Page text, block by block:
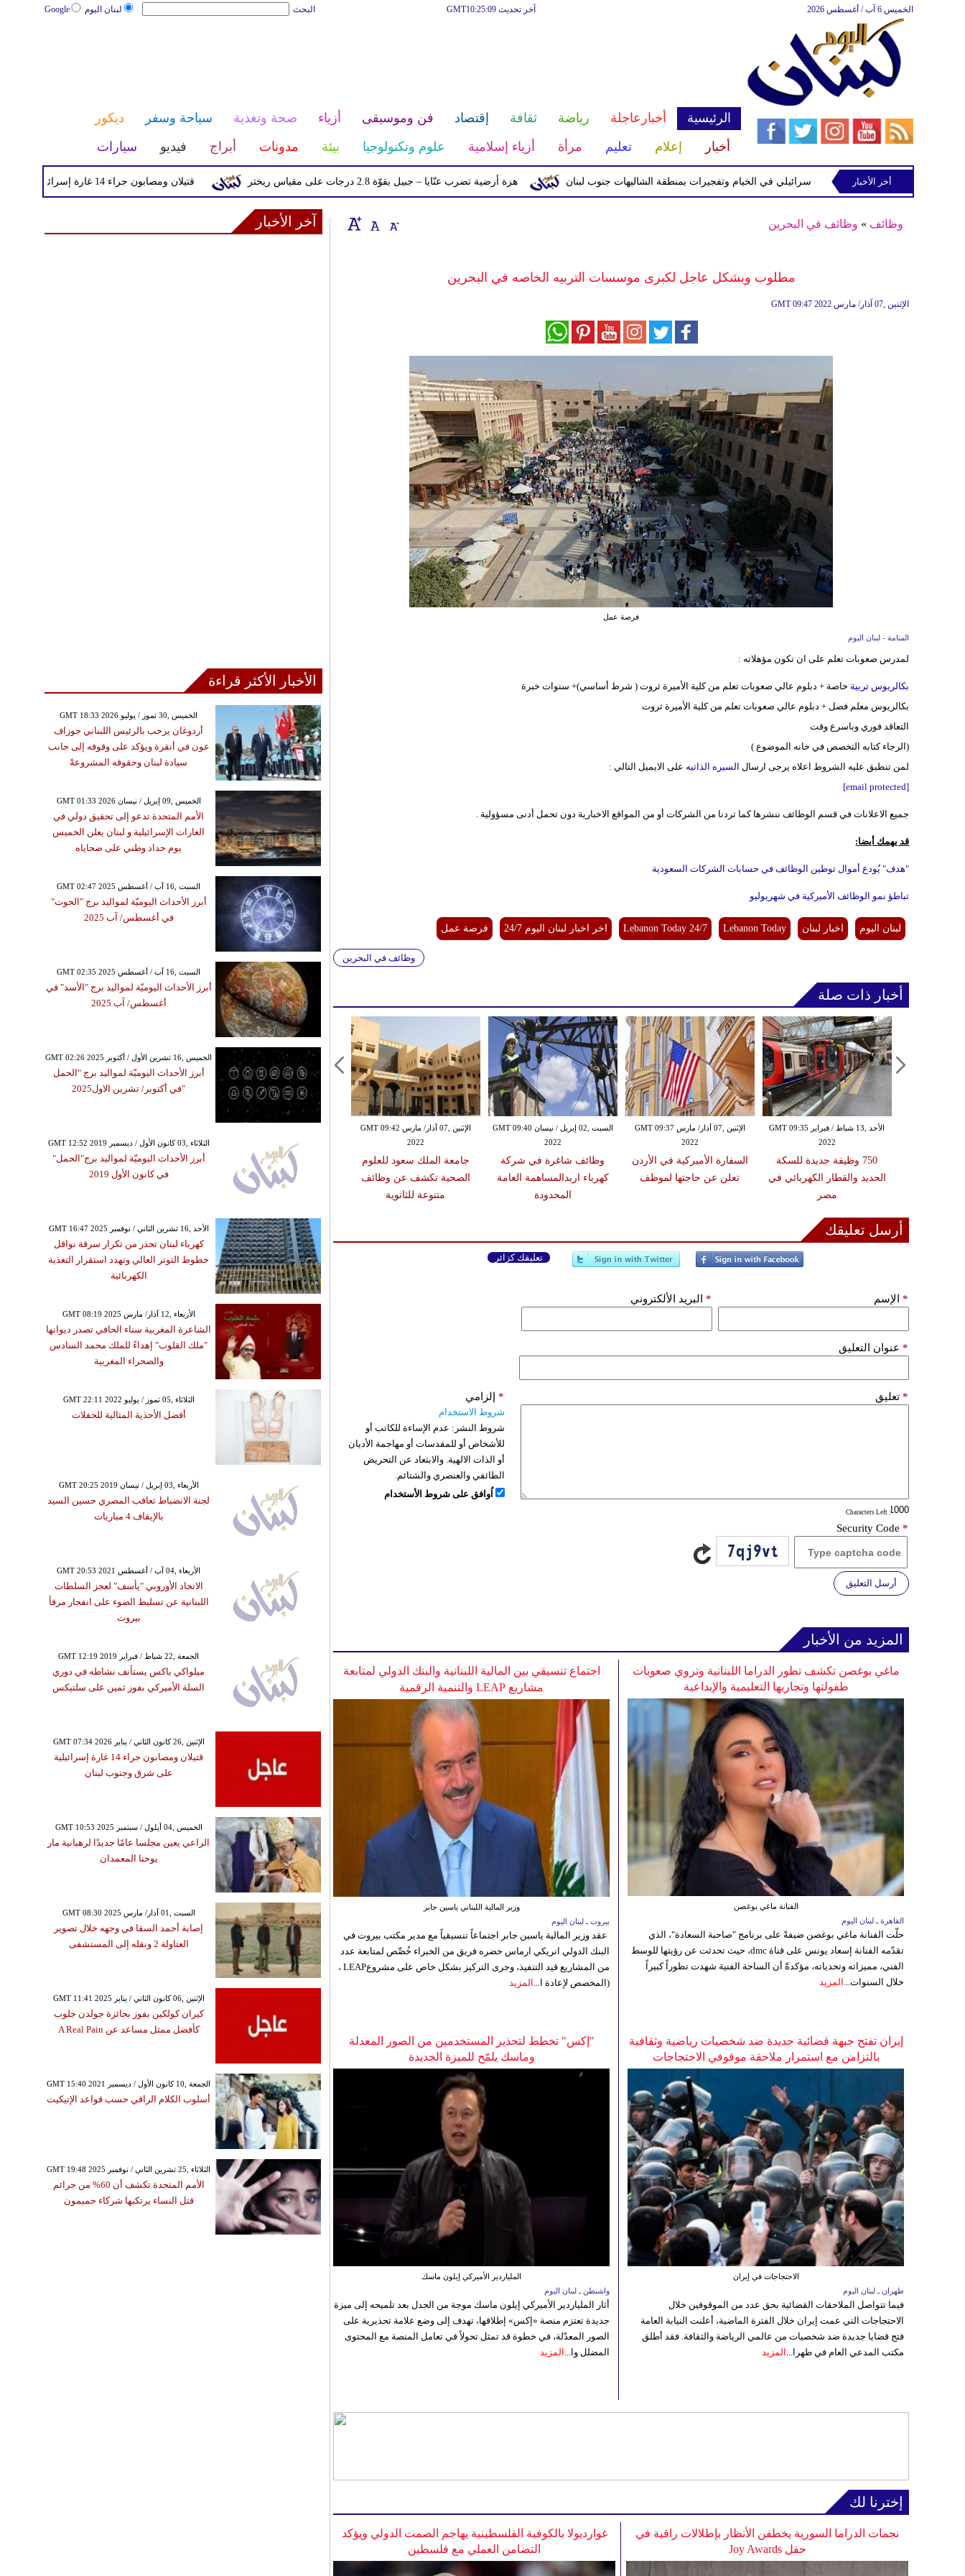
لبنان اليوم Google البحث آخر تحديث GMT10:25:09 الخميس 6 آب / أغسطس 2026
الرئيسية أخبارعاجلة رياضة ثقافة إقتصاد فن وموسيقى أزياء صحة وتغذية سياحة وسفر
ديكور
أخبار
إعلام تعليم مرأة أزياء إسلامية علوم وتكنولوجيا بيئة مدونات أبراج فيديو سيارات
قتيلان ومصابون جراء 14 غارة إسرائيلية على شرق وجنوب لبنان هزة أرضية تضرب عنّايا – جبيل بقوّة 2.8 درجات على مقياس ريختر توغل إسرائيلي في الخيام وتفجيرات بمنطقة الشاليهات جنوب لبنانأخر الأخبار
وظائف » وظائف في البحرين
مطلوب وبشكل عاجل لكبرى موسسات التربيه الخاصه في البحرين
GMT 09:47 2022 الإثنين ,07 آذار/ مارس
فرصة عمل
المنامة - لبنان اليوم
لمدرس صعوبات تعلم على ان تكون مؤهلاته :
بكالريوس تربية خاصة + دبلوم عالي صعوبات تعلم من كلية الأميرة ثروت ( شرط أساسي)+ سنوات خبرة
بكالريوس معلم فصل + دبلوم عالي صعوبات تعلم من كلية الأميرة ثروت
التعاقد فوري وباسرع وقت
(الرجاء كتابه التخصص في خانه الموضوع )
لمن تنطبق عليه الشروط اعلاه يرجى ارسال السيره الذاتيه على الايميل التالي :
[email protected]
جميع الاعلانات في قسم الوظائف ننشرها كما تردنا من الشركات أو من المواقع الاخبارية دون تحمل أدنى مسؤولية .
قد يهمك أيضا:
"هدف" يُودع أموال توطين الوظائف في حسابات الشركات السعودية
تباطؤ نمو الوظائف الأميركية في شهريوليو
لبنان اليوم اخبار لبنان Lebanon Today
Lebanon Today 24/7 اخر اخبار لبنان اليوم 24/7 فرصة عمل
وظائف في البحرين
أخبار ذات صلة
الامارات تطلب معلمين
ومعلمات في مختلف
التخصصات
الإثنين ,07 آذار/ مارس GMT 09:42
2022
جامعة الملك سعود للعلوم
الصحية تكشف عن وظائف
متنوعة للثانوية
السبت ,02 إبريل / نيسان GMT 09:40
2022
وظائف شاغرة في شركة
كهرباء اربدالمساهمة العامة
المحدودة
الإثنين ,07 آذار/ مارس GMT 09:37
2022
السفارة الأميركية في الأردن
تعلن عن حاجتها لموظف
الأحد ,13 شباط / فبراير GMT 09:35
2022
750 وظيفة جديدة للسكة
الحديد والقطار الكهربائي في
مصر
أرسل تعليقك
تعليقك كزائر
الإسم * البريد الألكتروني *
عنوان التعليق *
تعليق *
: Characters Left
إلزامي *
شروط الاستخدام
شروط النشر: عدم الإساءة للكاتب أو
للأشخاص أو للمقدسات أو مهاجمة الأديان
أو الذات الالهية. والابتعاد عن التحريض
الطائفي والعنصري والشتائم.
اُوافق على شروط الأستخدام
Security Code *
أرسل التعليق
المزيد من الأخبار
اجتماع تنسيقي بين المالية اللبنانية والبنك الدولي لمتابعة
مشاريع LEAP والتنمية الرقمية
وزير المالية اللبناني ياسين جابر
بيروت ـ لبنان اليوم
عقد وزير المالية ياسين جابر اجتماعاً تنسيقياً مع مدير مكتب بيروت في
البنك الدولي انريكي ارماس حضره فريق من الخبراء خُصِّص لمتابعة عدد
من المشاريع قيد التنفيذ، وجرى التركيز بشكل خاص على مشروعLEAP ،
(المخصص لإعادة ا... المزيد
ماغي بوغصن تكشف تطور الدراما اللبنانية وتروي صعوبات
طفولتها وتجاربها التعليمية والإبداعية
الفنانة ماغي بوغصن
القاهرة ـ لبنان اليوم
حلّت الفنانة ماغي بوغصن ضيفةً على برنامج "صاحبة السعادة"، الذي
تقدّمه الفنانة إسعاد يونس على قناة dmc، حيث تحدثت عن رؤيتها للوسط
الفني، مميزاته وتحدياته، مؤكدةً أن الساحة الفنية شهدت تطوراً كبيراً
خلال السنوات... المزيد
"إكس" تخطط لتحذير المستخدمين من الصور المعدلة
وماسك يلمّح للميزة الجديدة
الملياردير الأميركي إيلون ماسك
واشنطن ـ لبنان اليوم
أثار الملياردير الأميركي إيلون ماسك موجة من الجدل بعد تلميحه إلى ميزة
جديدة تعتزم منصة «إكس» إطلاقها، تهدف إلى وضع علامة تحذيرية على
الصور المعدّلة، في خطوة قد تمثل تحولاً في تعامل المنصة مع المحتوى
المضلل وا... المزيد
إيران تفتح جبهة قضائية جديدة ضد شخصيات رياضية وثقافية
بالتزامن مع استمرار ملاحقة موقوفي الاحتجاجات
الاحتجاجات في إيران
طهران ـ لبنان اليوم
فيما تتواصل الملاحقات القضائية بحق عدد من الموقوفين خلال
الاحتجاجات التي عمت إيران خلال الفترة الماضية، أعلنت النيابة العامة
فتح قضايا جديدة ضد شخصيات من عالمي الرياضة والثقافة. فقد أطلق
مكتب المدعي العام في طهرا... المزيد
إخترنا لك
غوارديولا بالكوفية الفلسطينية يهاجم الصمت الدولي ويؤكد
التضامن العملي مع فلسطين
نجمات الدراما السورية يخطفن الأنظار بإطلالات راقية في
حفل Joy Awards
آخر الأخبار
الأخبار الأكثر قراءة
GMT 18:33 2026 الخميس ,30 تموز / يوليو
أردوغان يرحب بالرئيس اللبناني جوزاف
عون في أنقرة ويؤكد على وقوفه إلى جانب
سيادة لبنان وحقوقه المشروعةً
GMT 01:33 2026 الخميس ,09 إبريل / نيسان
الأمم المتحدة تدعو إلى تحقيق دولي في
الغارات الإسرائيلية و لبنان يعلن الخميس
يوم حداد وطني على ضحاياه
GMT 02:47 2025 السبت ,16 آب / أغسطس
أبرز الأحداث اليوميّة لمواليد برج "الحوت"
في أغسطس/ آب 2025
GMT 02:35 2025 السبت ,16 آب / أغسطس
أبرز الأحداث اليوميّة لمواليد برج "الأسد" في
أغسطس/ آب 2025
GMT 02:26 2025 الخميس ,16 تشرين الأول / أكتوبر
أبرز الأحداث اليوميّة لمواليد برج "الحمل
"في أكتوبر/ تشرين الاول2025
GMT 12:52 2019 الثلاثاء ,03 كانون الأول / ديسمبر
أبرز الأحداث اليوميّة لمواليد برج"الحمل"
في كانون الأول 2019
GMT 16:47 2025 الأحد ,16 تشرين الثاني / نوفمبر
كهرباء لبنان تحذر من تكرار سرقة نواقل
خطوط التوتر العالي وتهدد استقرار التغذية
الكهربائية
GMT 08:19 2025 الأربعاء ,12 آذار/ مارس
الشاعرة المغربية سناء الحافي تصدر ديوانها
"ملك القلوب" إهداءً للملك محمد السادس
والصحراء المغربية
GMT 22:11 2022 الثلاثاء ,05 تموز / يوليو
أفضل الأحذية المثالية للحفلات
GMT 20:25 2019 الأربعاء ,03 إبريل / نيسان
لجنة الانضباط تعاقب المصري حسين السيد
بالإيقاف 4 مباريات
GMT 20:53 2021 الأربعاء ,04 آب / أغسطس
الاتحاد الأوروبي "يأسف" لعجز السلطات
اللبنانية عن تسليط الضوء على انفجار مرفأ
بيروت
GMT 12:19 2019 الجمعة ,22 شباط / فبراير
ميلواكي باكس يستأنف نشاطه في دوري
السلة الأميركي بفوز ثمين على سلتيكس
GMT 07:34 2026 الإثنين ,26 كانون الثاني / يناير
قتيلان ومصابون جراء 14 غارة إسرائيلية
على شرق وجنوب لبنان
GMT 10:53 2025 الخميس ,04 أيلول / سبتمبر
الراعي يعين مجلسا عامًا جديدًا لرهبانية مار
يوحنا المعمدان
GMT 08:30 2025 السبت ,01 آذار/ مارس
إصابة أحمد السقا في وجهه خلال تصوير
العتاولة 2 ونقله إلى المستشفى
GMT 11:41 2025 الإثنين ,06 كانون الثاني / يناير
كيران كولكين يفوز بجائزة جولدن جلوب
كأفضل ممثل مساعد عن A Real Pain
GMT 15:40 2021 الجمعة ,10 كانون الأول / ديسمبر
أسلوب الكلام الراقي حسب قواعد الإتيكيت
GMT 19:48 2025 الثلاثاء ,25 تشرين الثاني / نوفمبر
الأمم المتحدة تكشف أن 60% من جرائم
قتل النساء يرتكبها شركاء حميمون